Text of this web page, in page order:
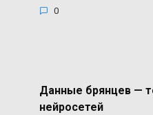
0
Данные брянцев —
нейросетей